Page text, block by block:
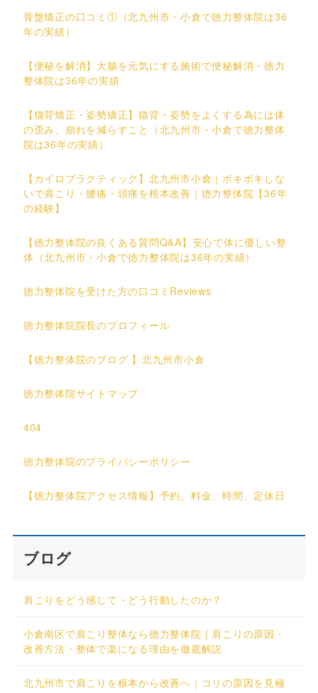
骨盤矯正の口コミ①（北九州市・小倉で徳力整体院は36
年の実績）
【便秘を解消】大腸を元気にする施術で便秘解消・徳力
整体院は36年の実績
【猫背矯正・姿勢矯正】猫背・姿勢をよくする為には体
の歪み、崩れを減らすこと（北九州市・小倉で徳力整体
院は36年の実績）
【カイロプラクティック】北九州市小倉｜ボキボキしな
いで肩こり・腰痛・頭痛を根本改善｜徳力整体院【36年
の経験】
【徳力整体院の良くある質問Q&A】安心で体に優しい整
体（北九州市・小倉で徳力整体院は36年の実績）
徳力整体院を受けた方の口コミReviews
徳力整体院院長のプロフィール
【徳力整体院のブログ 】北九州市小倉
徳力整体院サイトマップ
404
徳力整体院のプライバシーポリシー
【徳力整体院アクセス情報】予約、料金、時間、定休日
ブログ
肩こりをどう感じて・どう行動したのか？
小倉南区で肩こり整体なら徳力整体院｜肩こりの原因・
改善方法・整体で楽になる理由を徹底解説
北九州市で肩こりを根本から改善へ｜コリの原因を見極